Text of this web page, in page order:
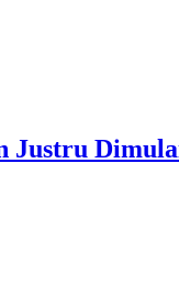
Justru